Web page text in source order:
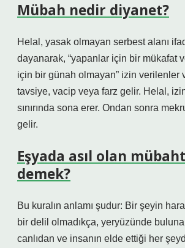
Mübah nedir diyanet?
Helal, yasak olmayan serbest alanı
dayanarak, “yapanlar için bir mükafat
için bir günah olmayan” izin verilenler
tavsiye, vacip veya farz gelir. Helal,
sınırında sona erer. Ondan sonra
gelir.
Eşyada asıl olan
demek?
Bu kuralın anlamı şudur: Bir şeyin
bir delil olmadıkça, yeryüzünde
canlıdan ve insanın elde ettiği her